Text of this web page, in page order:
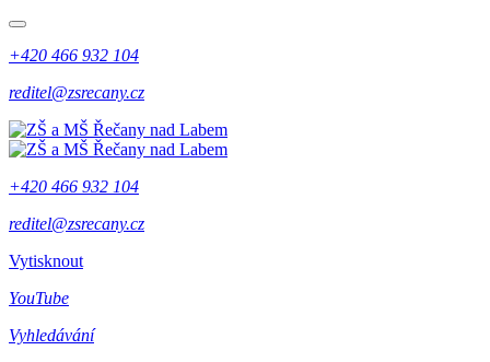
+420 466 932 104
reditel@zsrecany.cz
+420 466 932 104
reditel@zsrecany.cz
Vytisknout
YouTube
Vyhledávání